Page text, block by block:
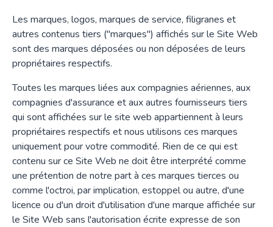
Les marques, logos, marques de service, filigranes et
autres contenus tiers ("marques") affichés sur le Site Web
sont des marques déposées ou non déposées de leurs
propriétaires respectifs.
Toutes les marques liées aux compagnies aériennes, aux
compagnies d'assurance et aux autres fournisseurs tiers
qui sont affichées sur le site web appartiennent à leurs
propriétaires respectifs et nous utilisons ces marques
uniquement pour votre commodité. Rien de ce qui est
contenu sur ce Site Web ne doit être interprété comme
une prétention de notre part à ces marques tierces ou
comme l'octroi, par implication, estoppel ou autre, d'une
licence ou d'un droit d'utilisation d'une marque affichée sur
le Site Web sans l'autorisation écrite expresse de son